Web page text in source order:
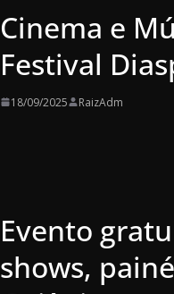
Cinema e
Festival
18/09/2025 RaizAdm
Evento
shows,